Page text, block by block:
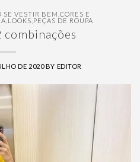
SE VESTIR BEM CORES E
LOOKS PEÇAS DE ROUPA
combinações
DE 2020 BY EDITOR